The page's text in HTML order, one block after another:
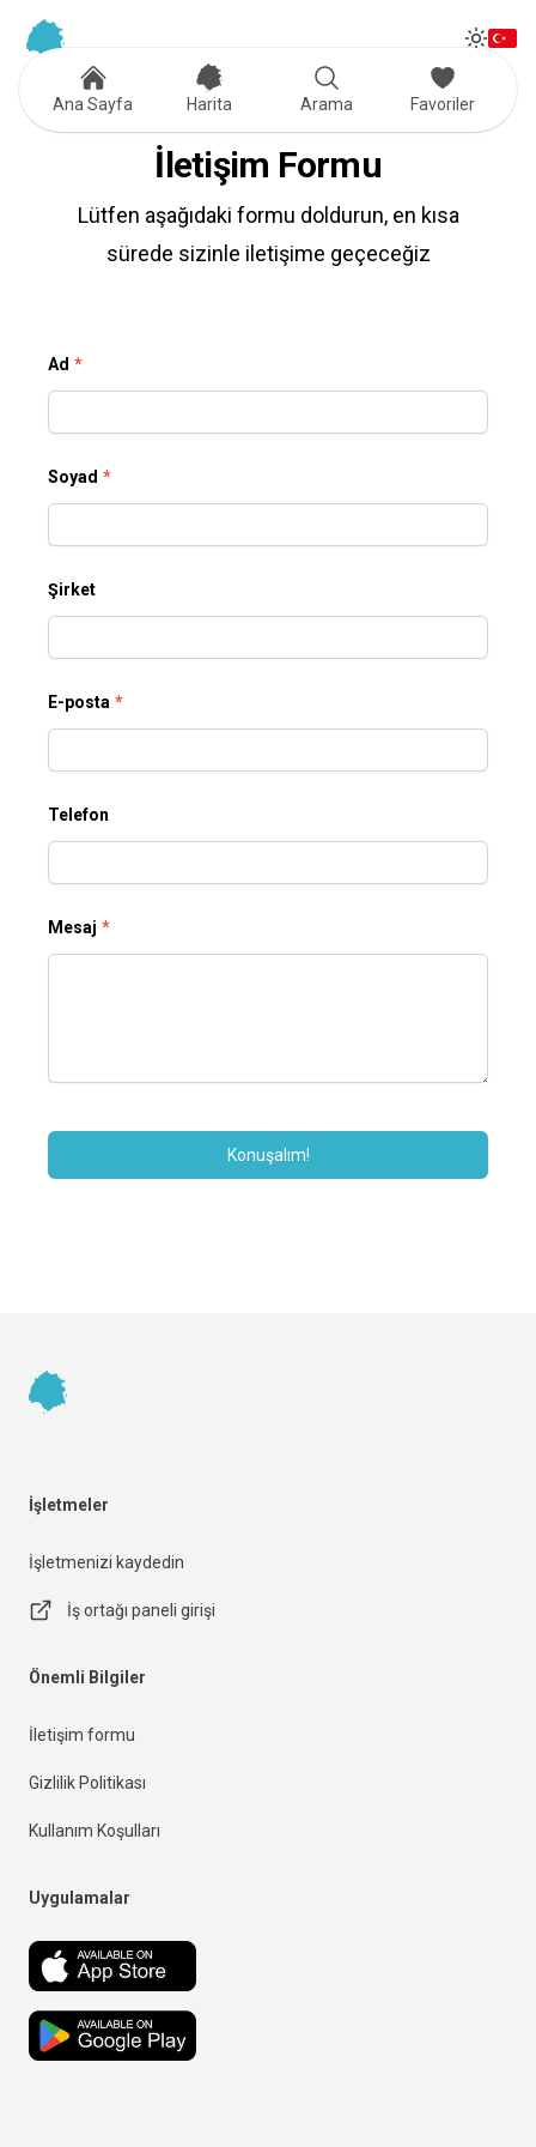
İletişim Formu
Lütfen aşağıdaki formu doldurun, en kısa
sürede sizinle iletişime geçeceğiz
Ad *
Soyad *
Şirket
E-posta *
Telefon
Mesaj *
Konuşalım!
Ana Sayfa Harita Arama Favoriler
İşletmeler
İşletmenizi kaydedin
İş ortağı paneli girişi
Önemli Bilgiler
İletişim formu
Gizlilik Politikası
Kullanım Koşulları
Uygulamalar